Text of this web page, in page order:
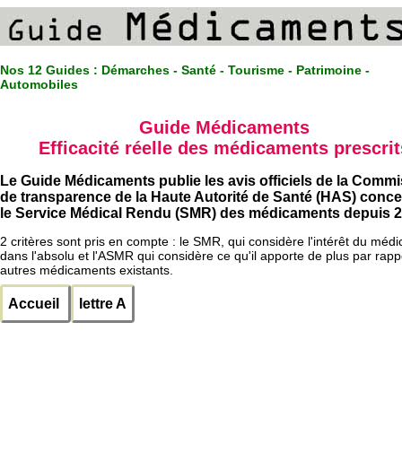
Nos 12 Guides : Démarches - Santé - Tourisme - Patrimoine -
Automobiles
Guide Médicaments
Efficacité réelle des médicaments
Le Guide Médicaments publie les avis officiels de la
de transparence de la Haute Autorité de Santé (HAS)
le Service Médical Rendu (SMR) des médicaments depuis
2 critères sont pris en compte : le SMR, qui considère l'intérêt du
dans l'absolu et l'ASMR qui considère ce qu'il apporte de plus par
autres médicaments existants.
Accueil lettre A